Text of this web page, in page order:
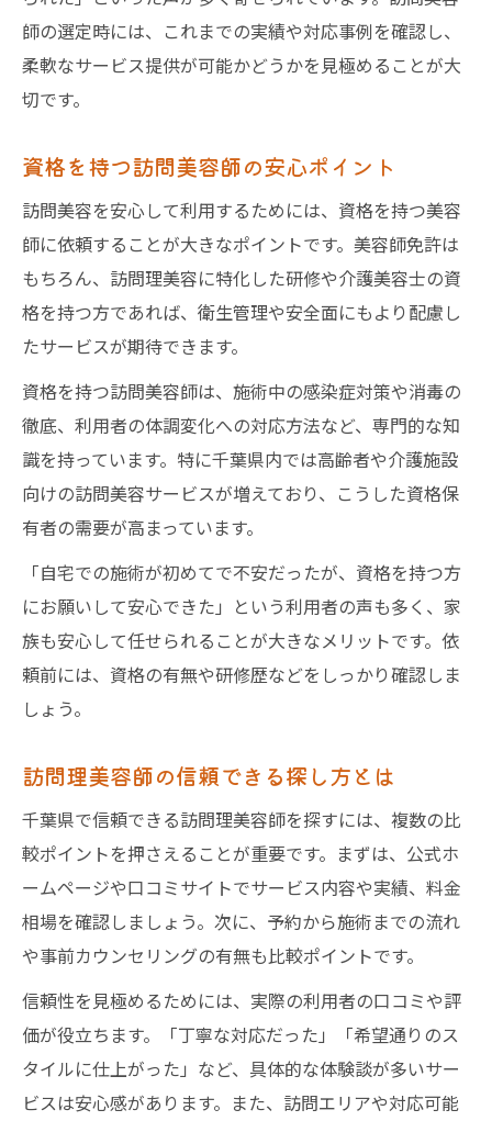
師の選定時には、これまでの実績や対応事例を確認し、
柔軟なサービス提供が可能かどうかを見極めることが大
切です。
資格を持つ訪問美容師の安心ポイント
訪問美容を安心して利用するためには、資格を持つ美容
師に依頼することが大きなポイントです。美容師免許は
もちろん、訪問理美容に特化した研修や介護美容士の資
格を持つ方であれば、衛生管理や安全面にもより配慮し
たサービスが期待できます。
資格を持つ訪問美容師は、施術中の感染症対策や消毒の
徹底、利用者の体調変化への対応方法など、専門的な知
識を持っています。特に千葉県内では高齢者や介護施設
向けの訪問美容サービスが増えており、こうした資格保
有者の需要が高まっています。
「自宅での施術が初めてで不安だったが、資格を持つ方
にお願いして安心できた」という利用者の声も多く、家
族も安心して任せられることが大きなメリットです。依
頼前には、資格の有無や研修歴などをしっかり確認しま
しょう。
訪問理美容師の信頼できる探し方とは
千葉県で信頼できる訪問理美容師を探すには、複数の比
較ポイントを押さえることが重要です。まずは、公式ホ
ームページや口コミサイトでサービス内容や実績、料金
相場を確認しましょう。次に、予約から施術までの流れ
や事前カウンセリングの有無も比較ポイントです。
信頼性を見極めるためには、実際の利用者の口コミや評
価が役立ちます。「丁寧な対応だった」「希望通りのス
タイルに仕上がった」など、具体的な体験談が多いサー
ビスは安心感があります。また、訪問エリアや対応可能